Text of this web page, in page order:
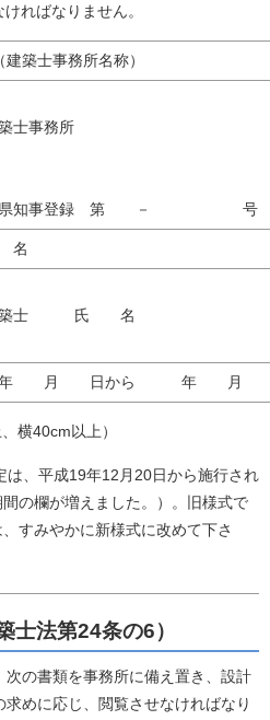
ればなりません。
（建築士事務所名称）
士事務所
知事登録 第 － 号
築士 氏 名
日から 年 月 日
横40cm以上）
、平成19年12月20日から施行され
の欄が増えました。）。旧様式で
すみやかに新様式に改めて下さ
士法第24条の6）
の書類を事務所に備え置き、設計
めに応じ、閲覧させなければなり